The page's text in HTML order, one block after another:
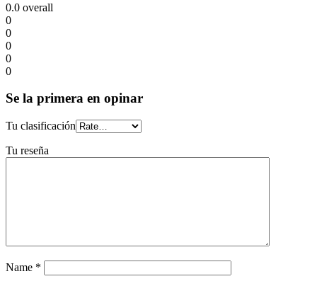
0.0 overall
0
0
0
0
0
Se la primera en opinar
Tu clasificación
Tu reseña
Name *